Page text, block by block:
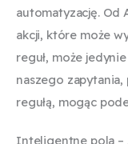
automatyzację. Od
akcji, które może
reguł, może
naszego
regułą, mogąc
Inteligentne pola –